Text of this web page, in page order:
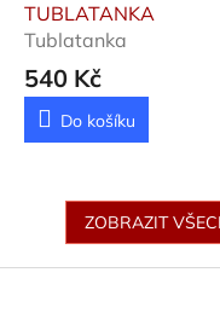
TUBLATANKA
Tublatanka
540 Kč
Do košíku
ZOBRAZIT